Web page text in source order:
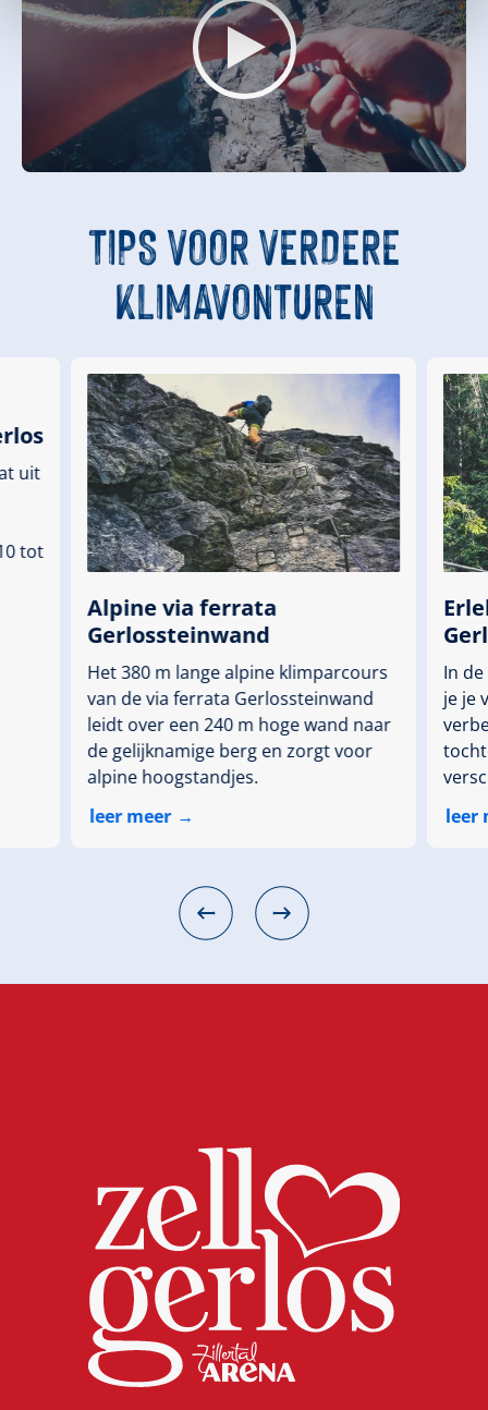
TIPSVOOR VERDERE
KLIMAVONTUREN
uit
tot
Alpine via ferrata
Gerlossteinwand
Het 380 m lange alpine klimparcours
van de via ferrata Gerlossteinwand
leidt over een 240 m hoge wand naar
de gelijknamige berg en zorgt voor
alpine hoogstandjes.
leer meer
In
je je
leer